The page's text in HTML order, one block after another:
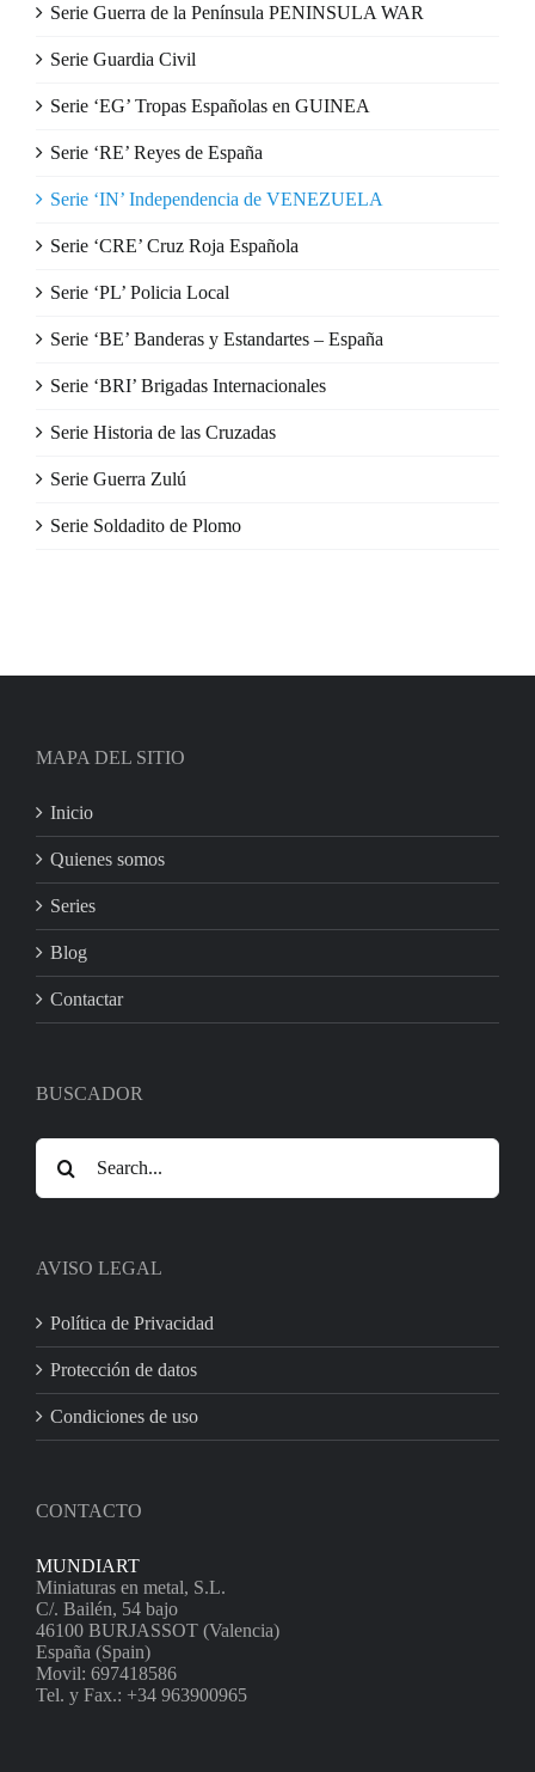
Serie Guerra de la Península PENINSULA WAR
Serie Guardia Civil
Serie ‘EG’ Tropas Españolas en GUINEA
Serie ‘RE’ Reyes de España
Serie ‘IN’ Independencia de VENEZUELA
Serie ‘CRE’ Cruz Roja Española
Serie ‘PL’ Policia Local
Serie ‘BE’ Banderas y Estandartes – España
Serie ‘BRI’ Brigadas Internacionales
Serie Historia de las Cruzadas
Serie Guerra Zulú
Serie Soldadito de Plomo
MAPA DEL SITIO
Inicio
Quienes somos
Series
Blog
Contactar
BUSCADOR
Search
for:
AVISO LEGAL
Política de Privacidad
Protección de datos
Condiciones de uso
CONTACTO
MUNDIART
Miniaturas en metal, S.L.
C/. Bailén, 54 bajo
46100 BURJASSOT (Valencia)
España (Spain)
Movil: 697418586
Tel. y Fax.: +34 963900965